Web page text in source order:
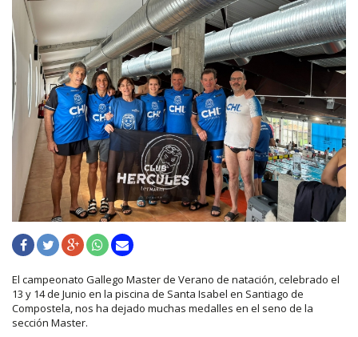
El campeonato Gallego Master de Verano de natación, celebrado el
13 y 14 de Junio en la piscina de Santa Isabel en Santiago de
Compostela, nos ha dejado muchas medalles en el seno de la
sección Master.